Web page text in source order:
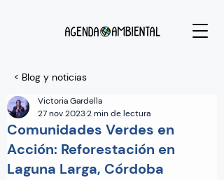
< Blog y noticias
Comunidades Verdes en
Acción: Reforestación en
Laguna Larga, Córdoba
Victoria Gardella
27 nov 20232 min de lectura